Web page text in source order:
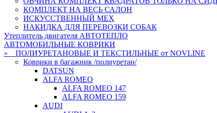
КОМПЛЕКТ НА ВЕСЬ САЛОН
ИСКУССТВЕННЫЙ МЕХ
НАКИДКА ДЛЯ ПЕРЕВОЗКИ СОБАК
Утеплитель двигателя АВТОТЕПЛО
АВТОМОБИЛЬНЫЕ КОВРИКИ
» ПОЛИУРЕТАНОВЫЕ И ТЕКСТИЛЬНЫЕ от NOVLINE
Коврики в багажник /полиуретан/
DATSUN
ALFA ROMEO
ALFA ROMEO 147
ALFA ROMEO 159
AUDI